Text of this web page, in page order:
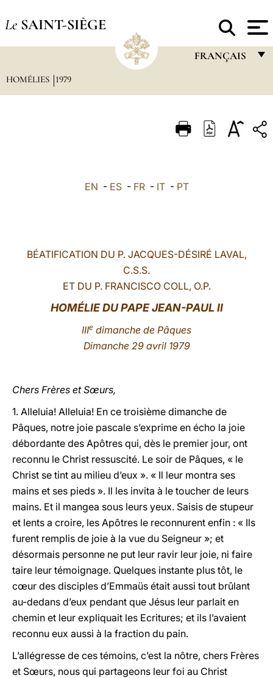
Le SAINT-SIÈGE
FRANÇAIS
ITALIANO
العربيّة
LATINE
HOMÉLIES 1979
EN - ES- FR- IT- PT
BÉATIFICATION DU P. JACQUES-DÉSIRÉ LAVAL,
C.S.S.
ET DU P. FRANCISCO COLL, O.P.
HOMÉLIE DU PAPE JEAN-PAUL II
IIIe dimanche de Pâques
Dimanche 29 avril 1979
Chers Frères et Sœurs,
1. Alleluia! Alleluia! En ce troisième dimanche de
Pâques, notre joie pascale s’exprime en écho la joie
débordante des Apôtres qui, dès le premier jour, ont
reconnu le Christ ressuscité. Le soir de Pâques, « le
Christ se tint au milieu d’eux ». « Il leur montra ses
mains et ses pieds ». Il les invita à le toucher de leurs
mains. Et il mangea sous leurs yeux. Saisis de stupeur
et lents a croire, les Apôtres le reconnurent enfin : « Ils
furent remplis de joie à la vue du Seigneur »; et
désormais personne ne put leur ravir leur joie, ni faire
taire leur témoignage. Quelques instante plus tôt, le
cœur des disciples d’Emmaüs était aussi tout brûlant
au-dedans d’eux pendant que Jésus leur parlait en
chemin et leur expliquait les Ecritures; et ils l’avaient
reconnu eux aussi à la fraction du pain.
L’allégresse de ces témoins, c’est la nôtre, chers Frères
et Sœurs, nous qui partageons leur foi au Christ